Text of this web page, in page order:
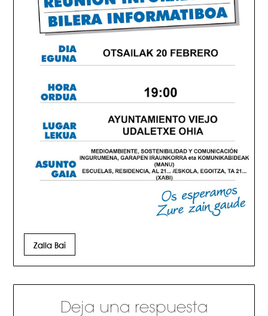
Zalla Bai
Deja una respuesta